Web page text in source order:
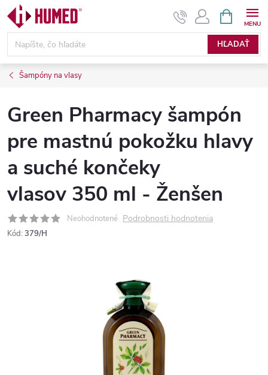
Prejsť
obsah
HĽADAŤ
KOŠÍK
Šampóny na vlasy
Green Pharmacy šampón
pre mastnú pokožku hlavy
a suché končeky
vlasov 350 ml - Ženšen
Neohodnotené Podrobnosti hodnotenia
Kód: 379/H